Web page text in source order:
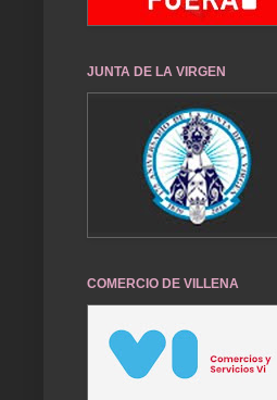
JUNTA DE LA VIRGEN
COMERCIO DE VILLENA